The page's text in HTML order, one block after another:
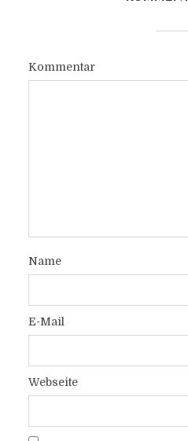
Kommentar
Name
E-Mail
Webseite